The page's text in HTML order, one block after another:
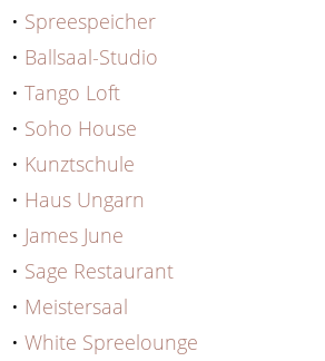
• Spreespeicher
• Ballsaal-Studio
• Tango Loft
• Soho House
• Kunztschule
• Haus Ungarn
• James June
• Sage Restaurant
• Meistersaal
• White Spreelounge